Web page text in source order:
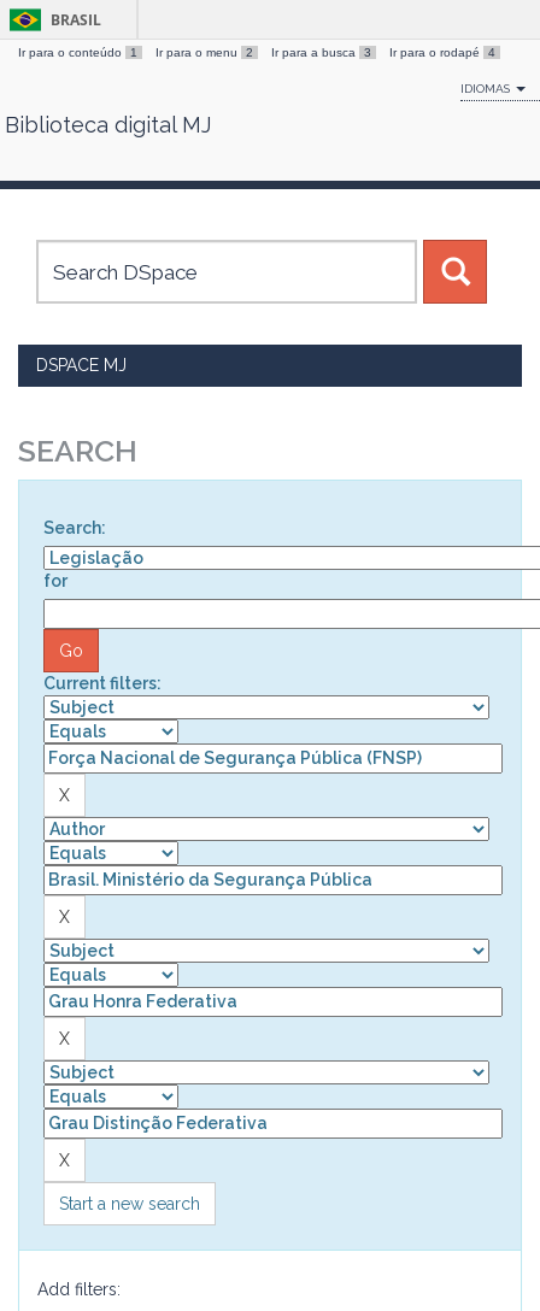
Skip
BRASIL
Ir para o conteúdo 1 Ir para o menu 2 Ir para a busca 3 Ir para o rodapé 4
IDIOMAS
Biblioteca digital MJ
DSPACE MJ
SEARCH
Search:
for
Current filters:
Start a new search
Add filters: